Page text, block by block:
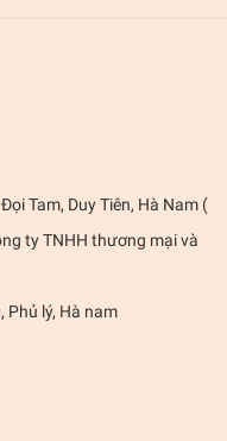
Tam, Duy Tiên, Hà Nam (
ty TNHH thương mại và
Phủ lý, Hà nam